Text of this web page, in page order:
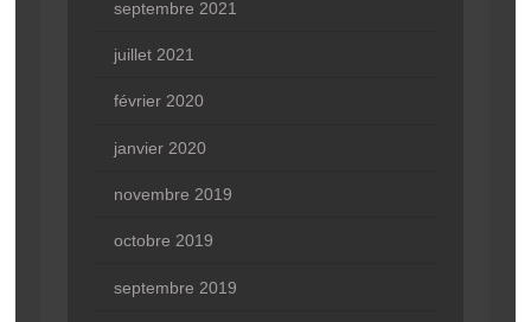
septembre 2021
juillet 2021
février 2020
janvier 2020
novembre 2019
octobre 2019
septembre 2019